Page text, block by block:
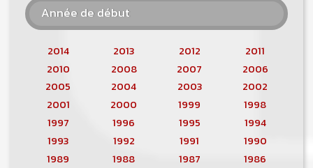
Année de début
2014 2013 2012
2011
2010
2008 2007
2006
2005
2004 2003
2002
2001
2000 1999
1998
1997
1996 1995
1994
1993
1992 1991
1990
1989
1988 1987
1986